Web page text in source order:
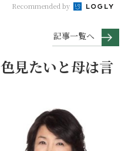
Recommended by
記事一覧へ
見たいと母は言